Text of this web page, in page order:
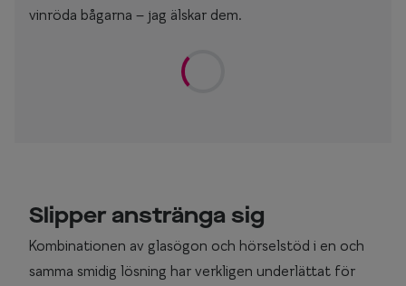
vinröda bågarna – jag älskar dem.
Slipper anstränga sig
Kombinationen av glasögon och hörselstöd i en och
samma smidig lösning har verkligen underlättat för